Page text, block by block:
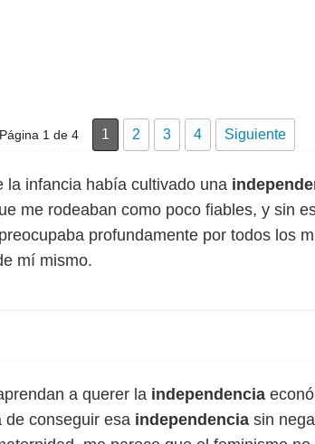
1 de 4 1 2 3 4 Siguiente
la infancia había cultivado una
me rodeaban como poco fiables, y sin
profundamente por todos los
mí mismo.
a querer la independencia
de conseguir esa independencia sin